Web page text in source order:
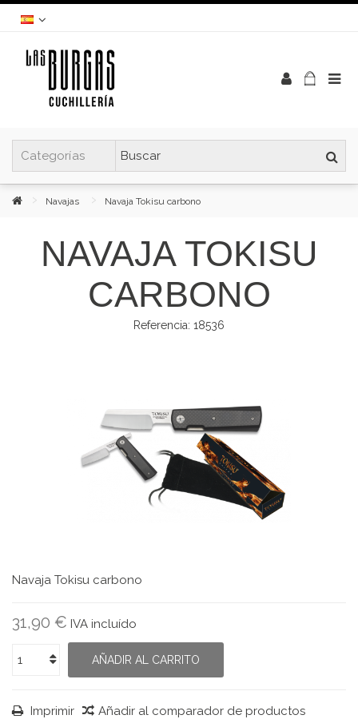
Navajas Navaja Tokisu carbono
NAVAJA TOKISU
CARBONO
Referencia: 18536
Navaja Tokisu carbono
31,90 € IVA incluído
AÑADIR AL CARRITO
Imprimir Añadir al comparador de productos